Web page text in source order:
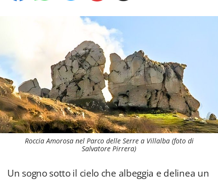
Roccia Amorosa nel Parco delle Serre a Villalba (foto di
Salvatore Pirrera)
Un sogno sotto il cielo che albeggia e delinea un